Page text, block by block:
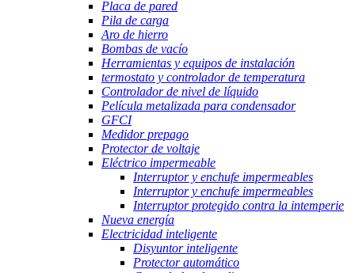
Placa de pared
Pila de carga
Aro de hierro
Bombas de vacío
Herramientas y equipos de instalación
termostato y controlador de temperatura
Controlador de nivel de líquido
Película metalizada para condensador
GFCI
Medidor prepago
Protector de voltaje
Eléctrico impermeable
Interruptor y enchufe impermeables
Interruptor y enchufe impermeables
Interruptor protegido contra la intemperie
Nueva energía
Electricidad inteligente
Disyuntor inteligente
Protector automático